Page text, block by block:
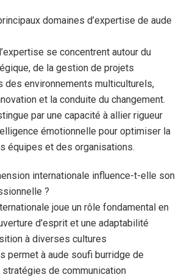
domaines d’expertise de aude
se concentrent autour du
de la gestion de projets
des environnements multiculturels,
et la conduite du changement.
par une capacité à allier rigueur
émotionnelle pour optimiser la
équipes et des organisations.
internationale influence-t-elle son
?
joue un rôle fondamental en
d’esprit et une adaptabilité
à diverses cultures
permet à aude soufi burridge de
de communication